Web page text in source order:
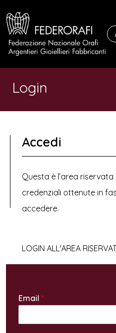
Login
Accedi
Questa è l’area
credenziali ottenute in
accedere.
LOGIN ALL'AREA
Email *